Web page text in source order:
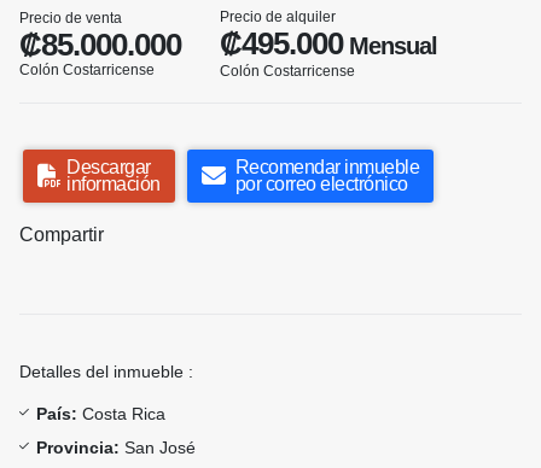
Precio de venta
₡85.000.000
Colón Costarricense
Precio de alquiler
₡495.000Mensual
Colón Costarricense
Descargar
información
Recomendar inmueble
por correo electrónico
Compartir
Detalles del inmueble :
País: Costa Rica
Provincia: San José